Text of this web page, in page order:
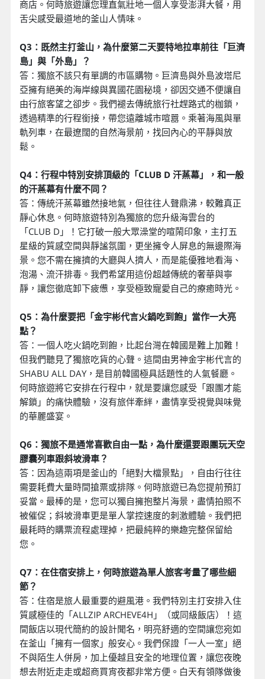
商店。何時旅遊讓您理直氣壯地一個人享受澎湃大餐，用
舌尖感受最道地的釜山人情味。
Q3：既然主打釜山，為什麼第二天要特地拉車前往「巨濟
島」與「外島」？
答：獨旅不該只有單調的市區購物。巨濟島與外島波塔尼
亞擁有絕美的海岸線與異國花園秘境，卻因交通不便讓自
由行旅客望之卻步。我們褪去傳統旅行社趕路式的枷鎖，
透過精準的行程銜接，帶您遠離城市喧囂。乘著海風與單
軌列車，在最遼闊的自然海景前，找回內心的平靜與放
鬆。
Q4：行程中特別安排頂級的「CLUB D 汗蒸幕」，和一般
的汗蒸幕有什麼不同？
答：傳統汗蒸幕雖然接地氣，但往往人聲鼎沸，較難真正
靜心休息。何時旅遊特別為獨旅的您升級海雲台的
「CLUB D」！它打破一般大眾澡堂的喧鬧印象，主打五
星級的質感空間與靜謐氛圍，更坐擁令人屏息的無邊際海
景。您不需在擁擠的大廳與人擠人，而是能優雅地看海、
泡湯、流汗排毒。我們希望用這份超越傳統的奢華與寧
靜，讓您徹底卸下疲憊，享受極致寵愛自己的療癒時光。
Q5：為什麼要把「金宇彬代言火鍋吃到飽」當作一大亮
點？
答：一個人吃火鍋吃到飽，比起台灣在韓國是難上加難！
但我們聽見了獨旅吃貨的心聲。這間由男神金宇彬代言的
SHABU ALL DAY，是目前韓國極具話題性的人氣餐廳。
何時旅遊將它安排在行程中，就是要讓您感受「跟團才能
解鎖」的痛快體驗，沒有旅伴牽絆，盡情享受視覺與味覺
的華麗盛宴。
Q6：獨旅不是通常喜歡自由一點，為什麼還要跟團玩天空
膠囊列車跟斜坡滑車？
答：因為這兩項是釜山的「絕對大檔景點」，自由行往往
需要耗費大量時間搶票或排隊。何時旅遊已為您提前預訂
妥當。最棒的是，您可以獨自擁抱整片海景，盡情拍照不
被催促；斜坡滑車更是單人掌控速度的刺激體驗。我們把
最耗時的購票流程處理掉，把最純粹的樂趣完整保留給
您。
Q7：在住宿安排上，何時旅遊為單人旅客考量了哪些細
節？
答：住宿是旅人最重要的避風港。我們特別主打安排入住
質感極佳的「ALLZIP ARCHEVE4H」（或同級飯店）！這
間飯店以現代簡約的設計聞名，明亮舒適的空間讓您宛如
在釜山「擁有一個家」般安心。我們保證「一人一室」絕
不與陌生人併房，加上優越且安全的地理位置，讓您夜晚
想去附近走走或超商買宵夜都非常方便。白天有領隊做後